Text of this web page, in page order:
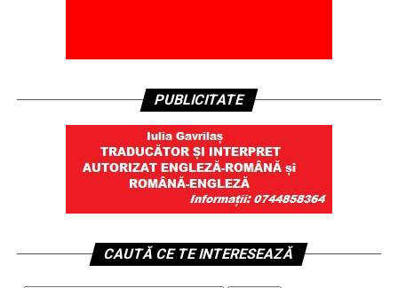
PUBLICITATE
CAUTĂ CE TE INTERESEAZĂ